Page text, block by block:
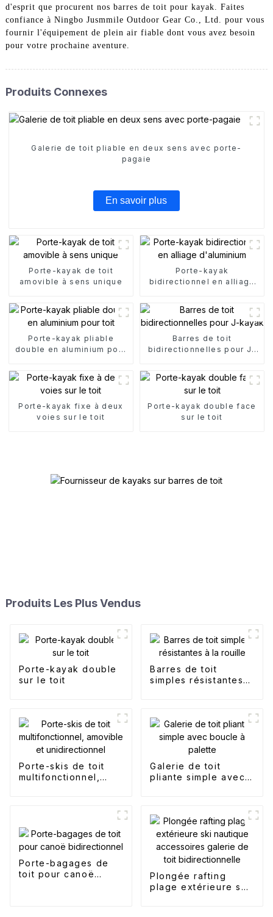
d'esprit que procurent nos barres de toit pour kayak. Faites
confiance à Ningbo Jusmmile Outdoor Gear Co., Ltd. pour vous
fournir l'équipement de plein air fiable dont vous avez besoin
pour votre prochaine aventure.
Produits Connexes
Galerie de toit pliable en deux sens avec porte-
pagaie
En savoir plus
Porte-kayak de toit
amovible à sens unique
Porte-kayak
bidirectionnel en alliage
Porte-kayak pliable
double en aluminium pour
Barres de toit
bidirectionnelles pour J-
Porte-kayak fixe à deux
voies sur le toit
Porte-kayak double face
sur le toit
Produits Les Plus Vendus
Porte-kayak double
sur le toit
Barres de toit
simples résistantes à
Porte-skis de toit
multifonctionnel,
Galerie de toit
pliante simple avec
Porte-bagages de
toit pour canoë
Plongée rafting
plage extérieure ski